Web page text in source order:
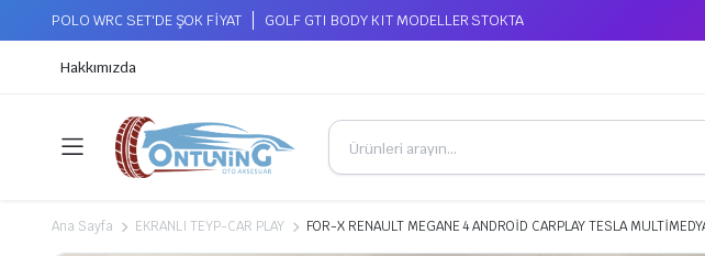
POLO WRC SET'DE ŞOK FİYAT GOLF GTI BODY KIT MODELLER STOKTA
Hakkımızda
Ana Sayfa EKRANLI TEYP-CAR PLAY FOR-X RENAULT MEGANE 4 ANDROİD CARPLAY TESLA